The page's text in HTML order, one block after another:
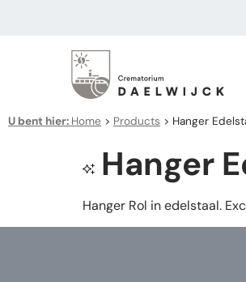
U bent hier: Home > Products > Hanger
Hanger
Hanger Rol in edelstaal.